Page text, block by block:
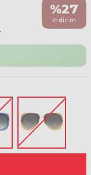
%27
indirim